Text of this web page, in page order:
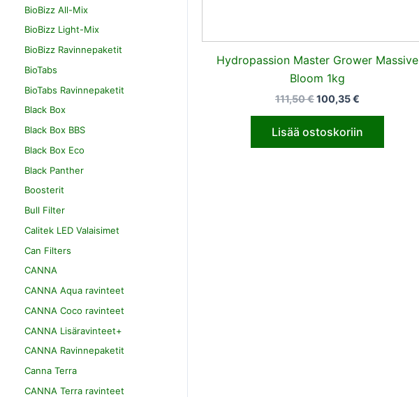
BioBizz All-Mix
BioBizz Light-Mix
BioBizz Ravinnepaketit
BioTabs
BioTabs Ravinnepaketit
Black Box
Black Box BBS
Black Box Eco
Black Panther
Boosterit
Bull Filter
Calitek LED Valaisimet
Can Filters
CANNA
CANNA Aqua ravinteet
CANNA Coco ravinteet
CANNA Lisäravinteet+
CANNA Ravinnepaketit
Canna Terra
CANNA Terra ravinteet
Hydropassion Master Grower Massive
Bloom 1kg
111,50€100,35€
Lisää ostoskoriin